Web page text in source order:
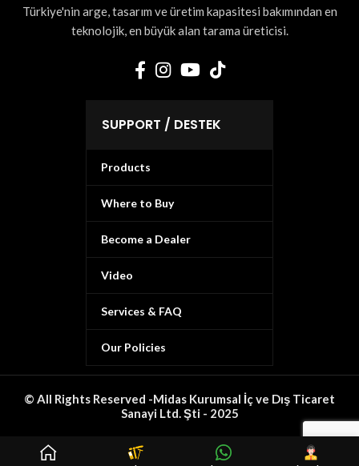
Türkiye'nin arge, tasarım ve üretim kapasitesi bakımından en
teknolojik, en büyük alan tarama üreticisi.
SUPPORT / DESTEK
Products
Where to Buy
Become a Dealer
Video
Services & FAQ
Our Policies
© All Rights Reserved -Midas Kurumsal İç ve Dış Ticaret
Sanayi Ltd. Şti - 2025